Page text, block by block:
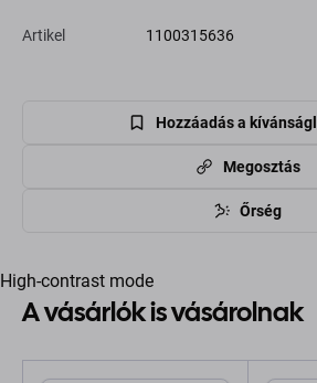
Artikel 1100315636
Hozzáadás a
Megosztás
Őrség
High-contrast mode
A vásárlók is vásárolnak